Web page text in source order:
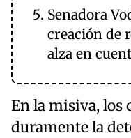
Senadora
creación de
alza en
En la misiva, los
duramente la